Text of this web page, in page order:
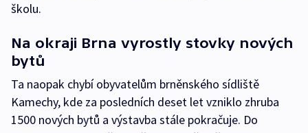
školu.
Na okraji Brna vyrostly stovky nových
bytů
Ta naopak chybí obyvatelům brněnského sídliště
Kamechy, kde za posledních deset let vzniklo zhruba
1500 nových bytů a výstavba stále pokračuje. Do